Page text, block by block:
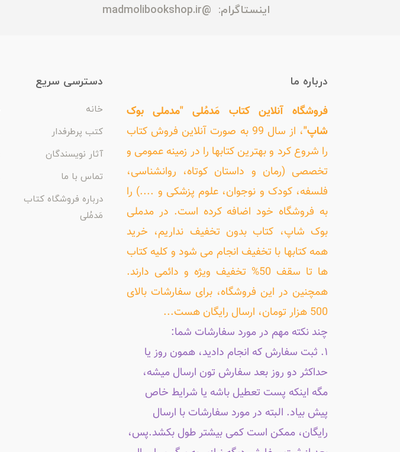
اینستاگرام: @madmolibookshop.ir
درباره ما
فروشگاه آنلاین کتاب مَدمُلی "مدملی بوک
شاپ"
، از سال 99 به صورت آنلاین فروش کتاب
را شروع کرد و بهترین کتابها را در زمینه عمومی و
تخصصی (رمان و داستان کوتاه، روانشناسی،
فلسفه، کودک و نوجوان، علوم پزشکی و ....) را
به فروشگاه خود اضافه کرده است. در مدملی
بوک شاپ، کتاب بدون تخفیف نداریم، خرید
همه کتابها با تخفیف انجام می شود و کلیه کتاب
ها تا سقف 50% تخفیف ویژه و دائمی دارند.
همچنین در این فروشگاه، برای سفارشات بالای
500 هزار تومان، ارسال رایگان هست...
چند نکته مهم در مورد سفارشات شما:
۱. ثبت سفارش که انجام دادید، همون روز یا
حداکثر دو روز بعد سفارش تون ارسال میشه،
مگه اینکه پست تعطیل باشه یا شرایط خاص
پیش بیاد. البته در مورد سفارشات با ارسال
رایگان، ممکن است کمی بیشتر طول بکشد.پس،
دسترسی سریع
خانه
کتب پرطرفدار
آثار نویسندگان
تماس با ما
درباره فروشگاه کتاب
مَدمُلی